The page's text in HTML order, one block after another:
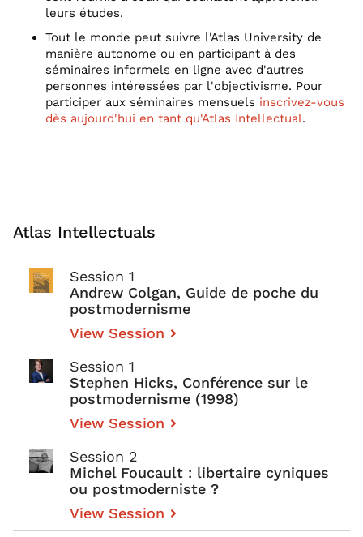
leurs études.
Tout le monde peut suivre l'Atlas University de
manière autonome ou en participant à des
séminaires informels en ligne avec d'autres
personnes intéressées par l'objectivisme. Pour
participer aux séminaires mensuels inscrivez-vous
dès aujourd'hui en tant qu'Atlas Intellectual.
Atlas Intellectuals
Session 1
Andrew Colgan, Guide de poche du
postmodernisme
View Session
Session 1
Stephen Hicks, Conférence sur le
postmodernisme (1998)
View Session
Session 2
Michel Foucault : libertaire cyniques
ou postmoderniste ?
View Session